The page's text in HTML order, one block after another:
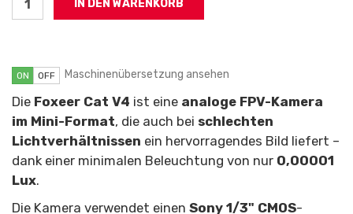
ON OFF Maschinenübersetzung ansehen
Die Foxeer Cat V4 ist eine analoge FPV-Kamera
im Mini-Format, die auch bei schlechten
Lichtverhältnissen ein hervorragendes Bild liefert –
dank einer minimalen Beleuchtung von nur 0,00001
Lux.
Die Kamera verwendet einen Sony 1/3" CMOS-